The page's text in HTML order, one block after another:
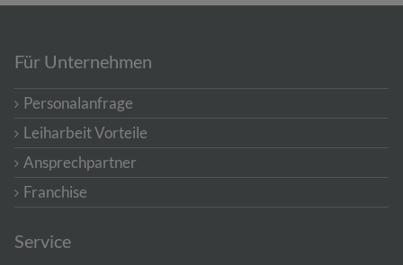
Für Unternehmen
Personalanfrage
Leiharbeit Vorteile
Ansprechpartner
Franchise
Service